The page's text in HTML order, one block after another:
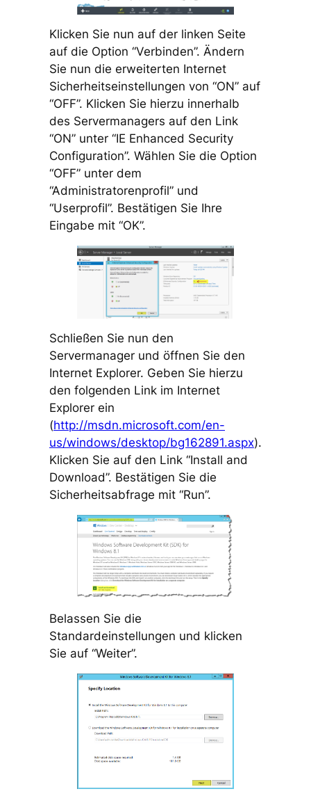
Klicken Sie nun auf der linken Seite
auf die Option “Verbinden”. Ändern
Sie nun die erweiterten Internet
Sicherheitseinstellungen von “ON” auf
“OFF”. Klicken Sie hierzu innerhalb
des Servermanagers auf den Link
“ON” unter “IE Enhanced Security
Configuration”. Wählen Sie die Option
“OFF” unter dem
“Administratorenprofil” und
“Userprofil”. Bestätigen Sie Ihre
Eingabe mit “OK”.
Schließen Sie nun den
Servermanager und öffnen Sie den
Internet Explorer. Geben Sie hierzu
den folgenden Link im Internet
Explorer ein
(http://msdn.microsoft.com/en-
us/windows/desktop/bg162891.aspx).
Klicken Sie auf den Link “Install and
Download”. Bestätigen Sie die
Sicherheitsabfrage mit “Run”.
Belassen Sie die
Standardeinstellungen und klicken
Sie auf “Weiter”.